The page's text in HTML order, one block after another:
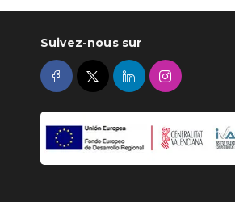
Suivez-nous sur